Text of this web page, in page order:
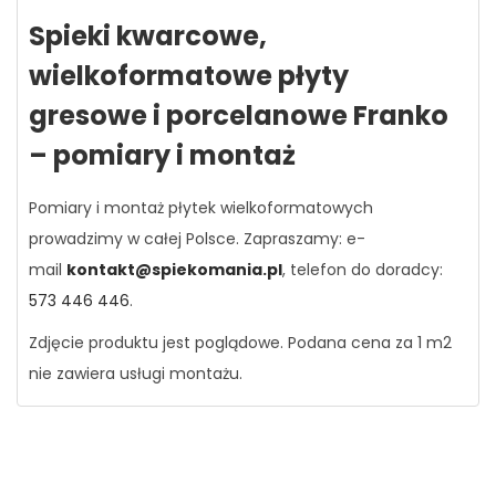
Spieki kwarcowe,
wielkoformatowe płyty
gresowe i porcelanowe Franko
– pomiary i montaż
Pomiary i montaż płytek wielkoformatowych
prowadzimy w całej Polsce. Zapraszamy: e-
mail kontakt@spiekomania.pl, telefon do doradcy:
573 446 446.
Zdjęcie produktu jest poglądowe. Podana cena za 1 m2
nie zawiera usługi montażu.